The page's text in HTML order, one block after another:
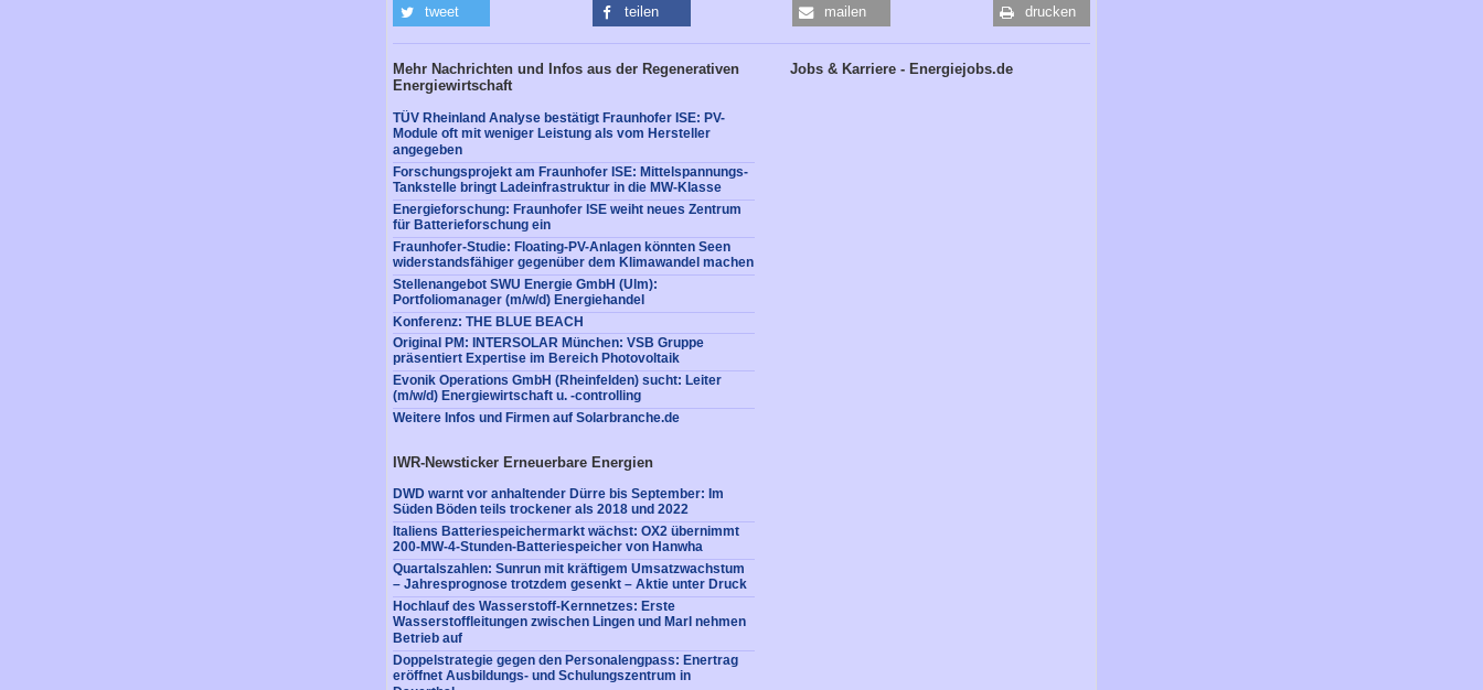
tweet teilen mailen drucken
Mehr Nachrichten und Infos aus der Regenerativen
Energiewirtschaft
TÜV Rheinland Analyse bestätigt Fraunhofer ISE: PV-
Module oft mit weniger Leistung als vom Hersteller
angegeben
Forschungsprojekt am Fraunhofer ISE: Mittelspannungs-
Tankstelle bringt Ladeinfrastruktur in die MW-Klasse
Energieforschung: Fraunhofer ISE weiht neues Zentrum
für Batterieforschung ein
Fraunhofer-Studie: Floating-PV-Anlagen könnten Seen
widerstandsfähiger gegenüber dem Klimawandel machen
Stellenangebot SWU Energie GmbH (Ulm):
Portfoliomanager (m/w/d) Energiehandel
Konferenz: THE BLUE BEACH
Original PM: INTERSOLAR München: VSB Gruppe
präsentiert Expertise im Bereich Photovoltaik
Evonik Operations GmbH (Rheinfelden) sucht: Leiter
(m/w/d) Energiewirtschaft u. -controlling
Weitere Infos und Firmen auf Solarbranche.de
Jobs & Karriere - Energiejobs.de
IWR-Newsticker Erneuerbare Energien
DWD warnt vor anhaltender Dürre bis September: Im
Süden Böden teils trockener als 2018 und 2022
Italiens Batteriespeichermarkt wächst: OX2 übernimmt
200-MW-4-Stunden-Batteriespeicher von Hanwha
Quartalszahlen: Sunrun mit kräftigem Umsatzwachstum
– Jahresprognose trotzdem gesenkt – Aktie unter Druck
Hochlauf des Wasserstoff-Kernnetzes: Erste
Wasserstoffleitungen zwischen Lingen und Marl nehmen
Betrieb auf
Doppelstrategie gegen den Personalengpass: Enertrag
eröffnet Ausbildungs- und Schulungszentrum in